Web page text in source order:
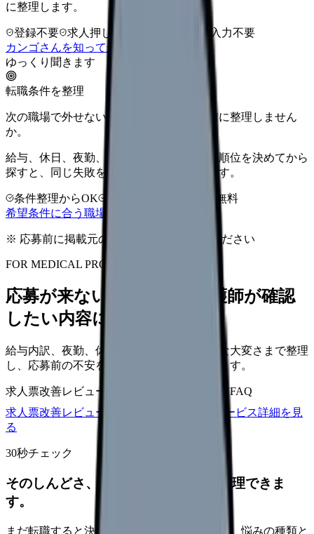
に整理します。
登録不要 求人押し売りなし
病院名は入力不要
カンゴさんを知ってから相談する
ゆっくり聞きます
転職条件を整理
次の職場で外せない条件を、求人を見る前に整理しません
か。
給与、休日、夜勤、通勤、人間関係。優先順位を決めてから
探すと、同じ失敗を繰り返しにくくなります。
条件整理からOK
完全無料
希望条件に合う職場を相談する
※ 応募前に掲載元の最新情報を確認してください
FOR MEDICAL PROVIDERS
応募が来ない求人票を、看護師が確認
したい内容に直せます
給与内訳、夜勤、休日、教育、職場の正直な大変さまで整理
し、応募前の不安を減らす求人票へ改善します。
求人票改善レビュー
応募前FAQ
求人票改善レビューの見積もりを依頼
サービス詳細を見
る
30秒チェック
そのしんどさ、転職すべきサインか整理できま
す。
まだ転職すると決めていなくても大丈夫です。悩みの種類と